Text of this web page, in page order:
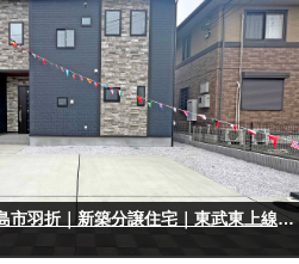
【完成物件】鶴ヶ島市羽折｜新築分譲住宅｜東武東上線「坂戸」駅徒歩16分｜4～5LDK｜カースペース2～3台